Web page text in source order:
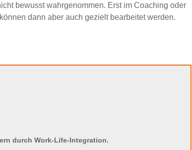
bewusst wahrgenommen. Erst im Coaching oder
dann aber auch gezielt bearbeitet werden.
durch Work-Life-Integration.